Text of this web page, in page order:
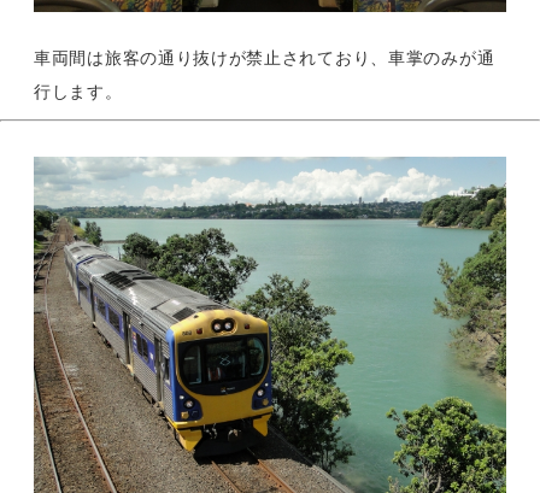
車両間は旅客の通り抜けが禁止されており、車掌のみが通
行します。